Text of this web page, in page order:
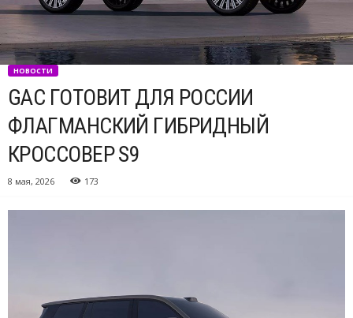
НОВОСТИ
GAC ГОТОВИТ ДЛЯ РОССИИ
ФЛАГМАНСКИЙ ГИБРИДНЫЙ
КРОССОВЕР S9
8 мая, 2026 173